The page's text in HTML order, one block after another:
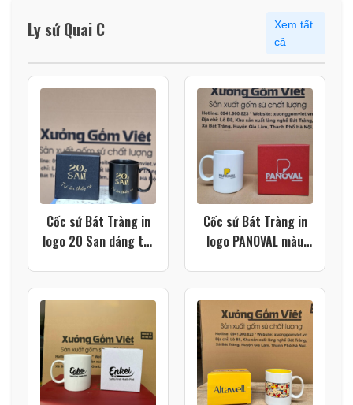
Ly sứ Quai C
Xem tất
cả
Cốc sứ Bát Tràng in
logo 20 San dáng trụ
Cốc sứ Bát Tràng in
logo PANOVAL màu